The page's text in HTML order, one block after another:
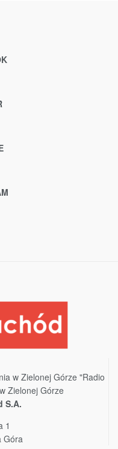
w Zielonej Górze "Radio
Zielonej Górze
S.A.
1
Góra